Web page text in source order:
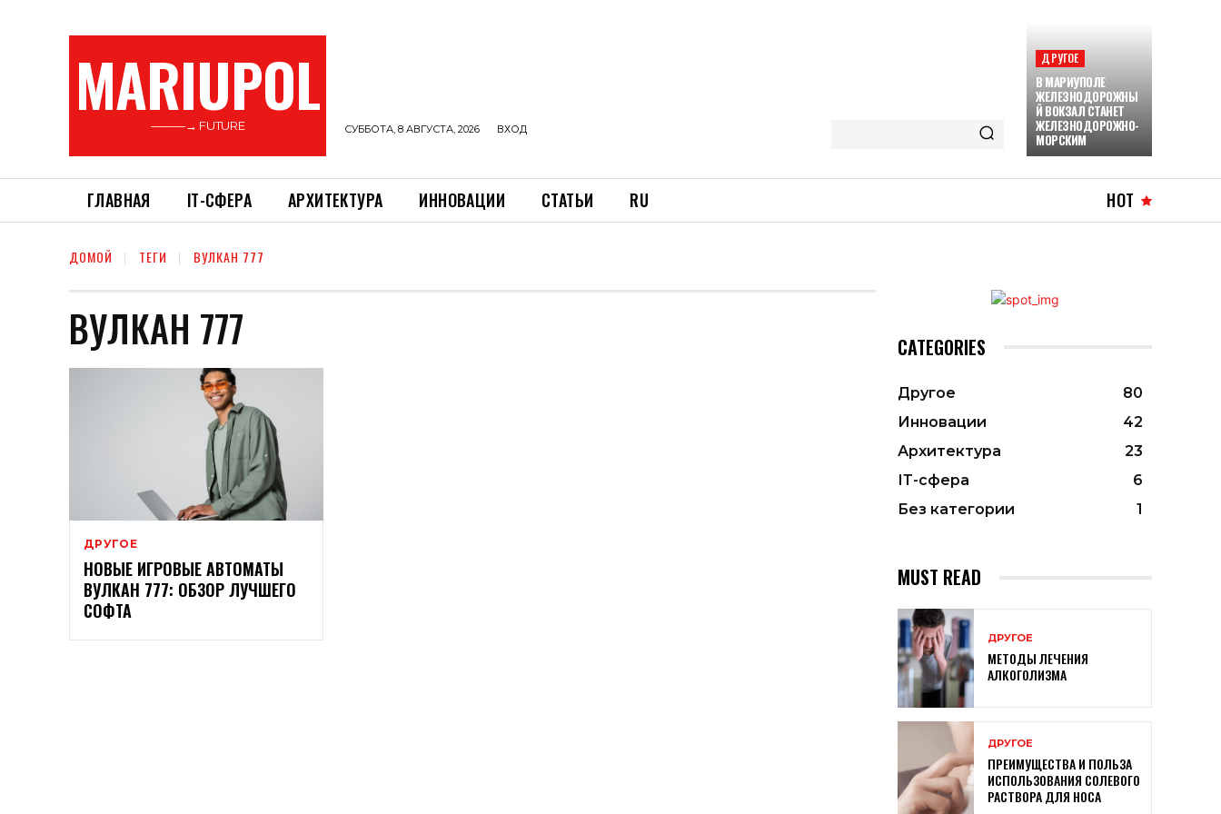
MARIUPOL
———→ FUTURE СУББОТА, 8 АВГУСТА, 2026 ВХОД
ДРУГОЕ
В МАРИУПОЛЕ
ЖЕЛЕЗНОДОРОЖНЫ
Й ВОКЗАЛ СТАНЕТ
ЖЕЛЕЗНОДОРОЖНО-
МОРСКИМ
ГЛАВНАЯ ІТ-СФЕРА АРХИТЕКТУРА ИННОВАЦИИ СТАТЬИ RU HOT
ДОМОЙ ТЕГИ ВУЛКАН 777
ВУЛКАН 777
ДРУГОЕ
НОВЫЕ ИГРОВЫЕ АВТОМАТЫ
ВУЛКАН 777: ОБЗОР ЛУЧШЕГО
СОФТА
CATEGORIES
Другое
80
Инновации
42
Архитектура
23
ІТ-сфера
6
Без категории
1
MUST READ
ДРУГОЕ
МЕТОДЫ ЛЕЧЕНИЯ
АЛКОГОЛИЗМА
ДРУГОЕ
ПРЕИМУЩЕСТВА И ПОЛЬЗА
ИСПОЛЬЗОВАНИЯ СОЛЕВОГО
РАСТВОРА ДЛЯ НОСА